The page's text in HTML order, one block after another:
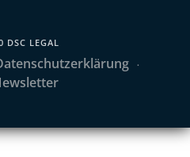
DSC LEGAL